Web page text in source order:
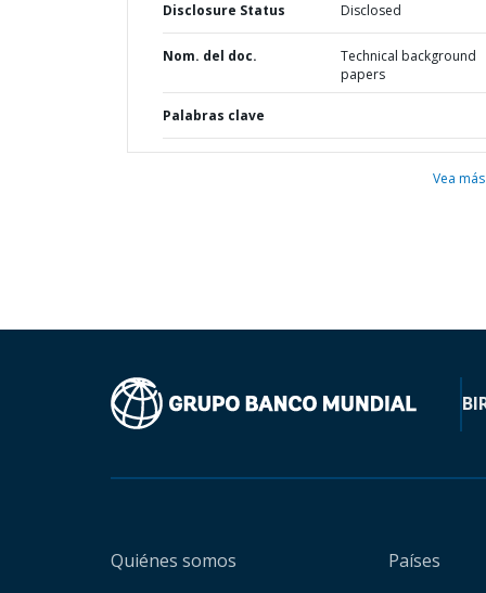
Disclosure Status Disclosed
Nom. del doc.
Technical background
papers
Palabras clave
Vea más
Quiénes somos
Países